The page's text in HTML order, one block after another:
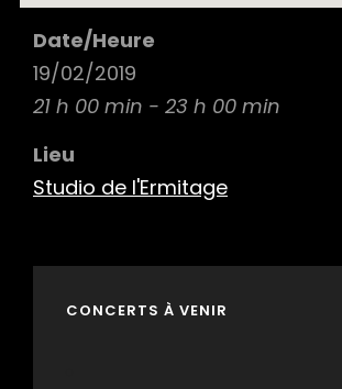
Date/Heure
19/02/2019
21 h 00 min - 23 h 00 min
Lieu
Studio de l'Ermitage
CONCERTS À VENIR